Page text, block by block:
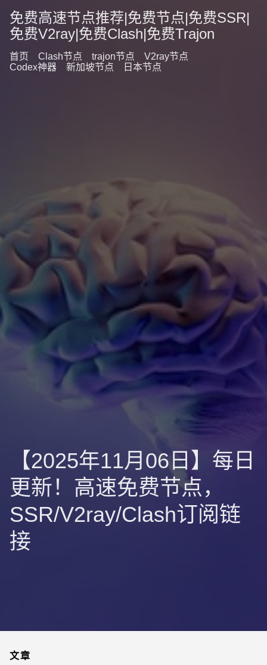
免费高速节点推荐|免费节点|免费SSR|
免费V2ray|免费Clash|免费Trajon
首页 Clash节点 trajon节点
V2ray节点
Codex神器
新加坡节点 日本节点
【2025年11月06日】每日
更新！高速免费节点，
SSR/V2ray/Clash订阅链
接
文章